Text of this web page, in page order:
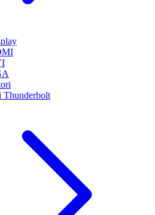
Thunderbolt